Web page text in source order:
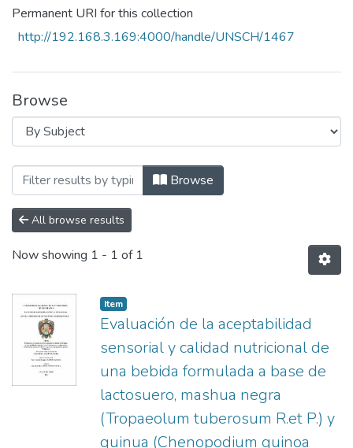
Permanent URI for this collection
http://192.168.3.169:4000/handle/UNSCH/1467
Browse
Browsing ESCUELA PROFESIONAL
Browse
All browse results
Now showing 1 - 1 of 1
Item
Evaluación de la aceptabilidad
sensorial y calidad nutricional de
una bebida formulada a base de
lactosuero, mashua negra
(Tropaeolum tuberosum R.et P.) y
quinua (Chenopodium quinoa